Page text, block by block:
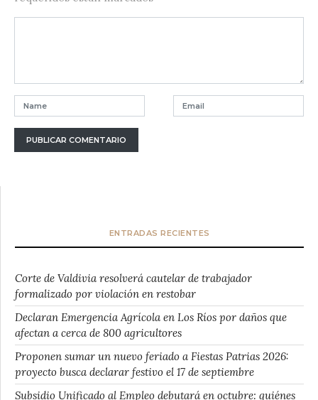
ENTRADAS RECIENTES
Corte de Valdivia resolverá cautelar de trabajador
formalizado por violación en restobar
Declaran Emergencia Agrícola en Los Ríos por daños que
afectan a cerca de 800 agricultores
Proponen sumar un nuevo feriado a Fiestas Patrias 2026:
proyecto busca declarar festivo el 17 de septiembre
Subsidio Unificado al Empleo debutará en octubre: quiénes